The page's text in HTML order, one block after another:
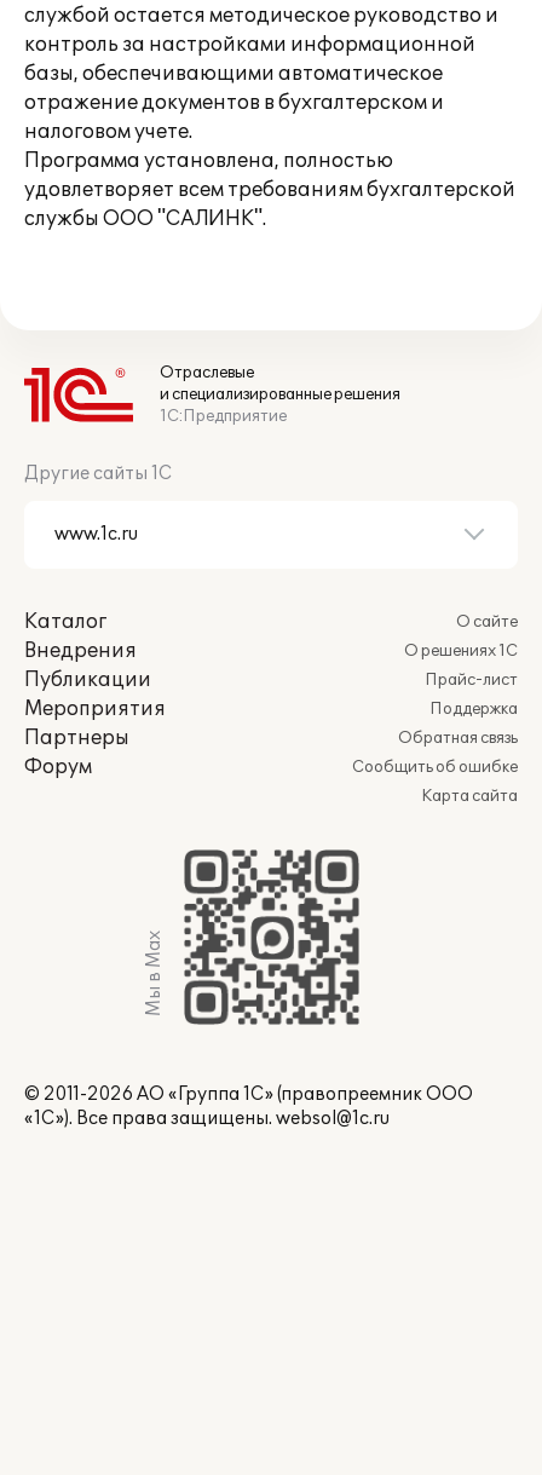
службой остается методическое руководство и
контроль за настройками информационной
базы, обеспечивающими автоматическое
отражение документов в бухгалтерском и
налоговом учете.
Программа установлена, полностью
удовлетворяет всем требованиям бухгалтерской
службы ООО "САЛИНК".
Отраслевые
и специализированные решения
1С:Предприятие
Другие сайты 1С
Каталог
Внедрения
Публикации
Мероприятия
Партнеры
Форум
О сайте
О решениях 1С
Прайс-лист
Поддержка
Обратная связь
Сообщить об ошибке
Карта сайта
Мы в Max
© 2011-2026 АО «Группа 1С» (правопреемник ООО
«1С»). Все права защищены. websol@1c.ru